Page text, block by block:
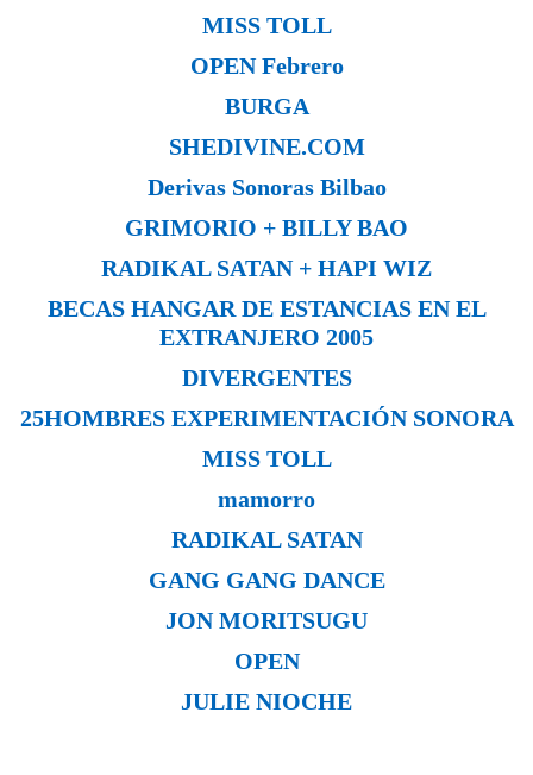
MISS TOLL
OPEN Febrero
BURGA
SHEDIVINE.COM
Derivas Sonoras Bilbao
GRIMORIO + BILLY BAO
RADIKAL SATAN + HAPI WIZ
BECAS HANGAR DE ESTANCIAS EN EL
EXTRANJERO 2005
DIVERGENTES
25HOMBRESEXPERIMENTACIÓN SONORA
MISS TOLL
mamorro
RADIKAL SATAN
GANG GANG DANCE
JON MORITSUGU
OPEN
JULIE NIOCHE